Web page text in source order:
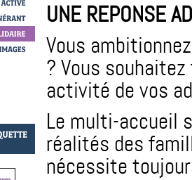
UNE REPONSE
Vous
? Vous
activité de vos
Le multi-accueil
réalités des
nécessite